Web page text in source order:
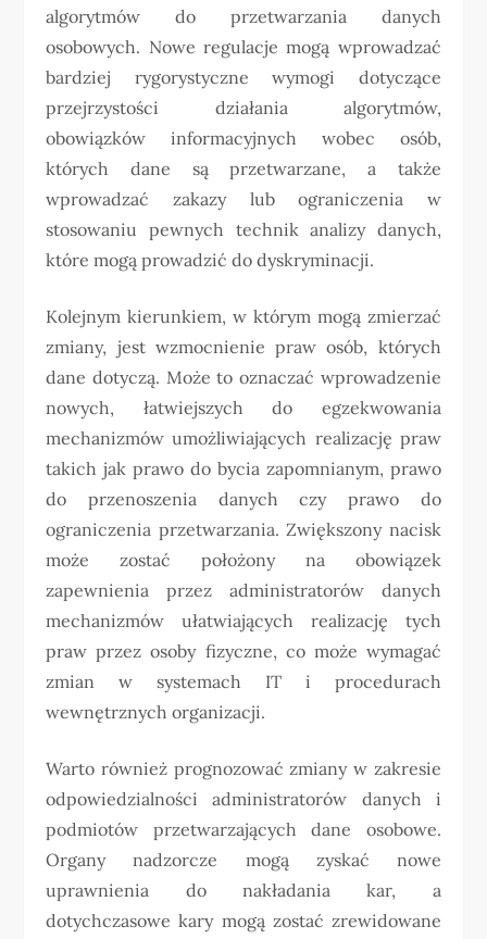
algorytmów do przetwarzania danych
osobowych. Nowe regulacje mogą wprowadzać
bardziej rygorystyczne wymogi dotyczące
przejrzystości działania algorytmów,
obowiązków informacyjnych wobec osób,
których dane są przetwarzane, a także
wprowadzać zakazy lub ograniczenia w
stosowaniu pewnych technik analizy danych,
które mogą prowadzić do dyskryminacji.
Kolejnym kierunkiem, w którym mogą zmierzać
zmiany, jest wzmocnienie praw osób, których
dane dotyczą. Może to oznaczać wprowadzenie
nowych, łatwiejszych do egzekwowania
mechanizmów umożliwiających realizację praw
takich jak prawo do bycia zapomnianym, prawo
do przenoszenia danych czy prawo do
ograniczenia przetwarzania. Zwiększony nacisk
może zostać położony na obowiązek
zapewnienia przez administratorów danych
mechanizmów ułatwiających realizację tych
praw przez osoby fizyczne, co może wymagać
zmian w systemach IT i procedurach
wewnętrznych organizacji.
Warto również prognozować zmiany w zakresie
odpowiedzialności administratorów danych i
podmiotów przetwarzających dane osobowe.
Organy nadzorcze mogą zyskać nowe
uprawnienia do nakładania kar, a
dotychczasowe kary mogą zostać zrewidowane